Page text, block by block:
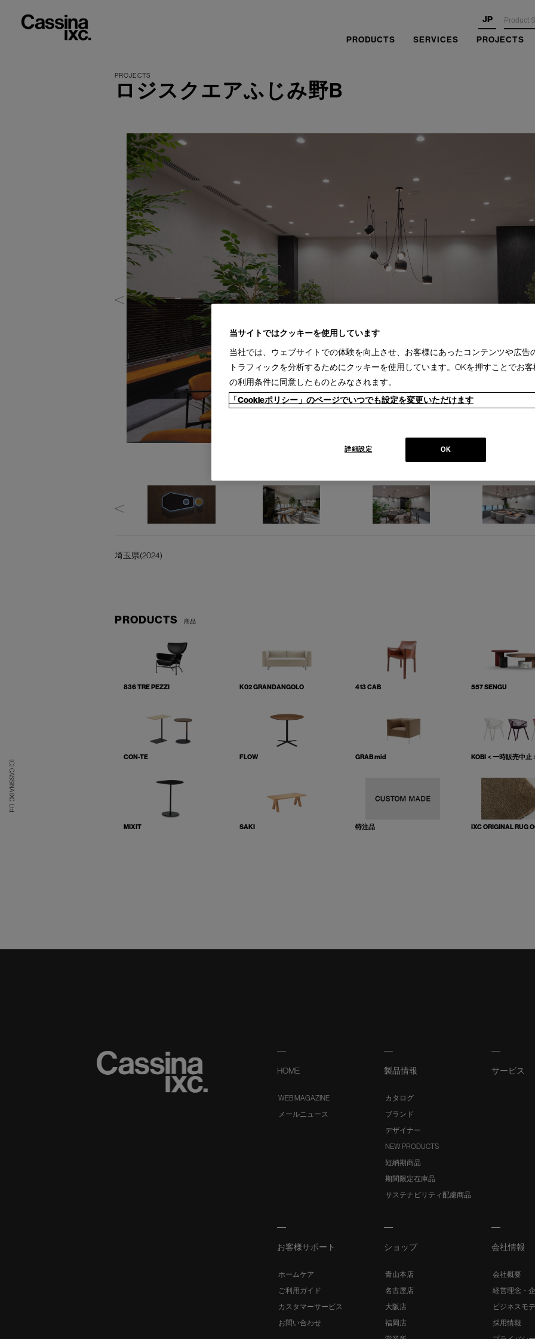
JP
PRODUCTS SERVICES PROJECTS
(C) CASSINA IXC. Ltd.
ロジスクエアふじみ野B
埼玉県(2024)
PRODUCTS 商品
836 TRE PEZZI K02 GRANDANGOLO 413 CAB 557 SENGU
CON-TE FLOW GRAB mid KOBI＜一時販売中止
MIXIT SAKI 特注品 IXC ORIGINAL RUG
HOME
WEB MAGAZINE
メールニュース
製品情報
カタログ
ブランド
デザイナー
NEW PRODUCTS
短納期商品
期間限定在庫品
サステナビリティ配慮商品
サービス
お客様サポート
ホームケア
ご利用ガイド
カスタマーサービス
お問い合わせ
ショップ
青山本店
名古屋店
大阪店
福岡店
会社情報
会社概要
経営理念・
ビジネスモ
採用情報
当サイトではクッキーを使用しています
当社では、ウェブサイトでの体験を向上させ、お客様にあったコンテンツや広告
トラフィックを分析するためにクッキーを使用しています。OKを押すことでお
の利用条件に同意したものとみなされます。
「Cookieポリシー」のページでいつでも設定を変更いただけます
OK
詳細設定